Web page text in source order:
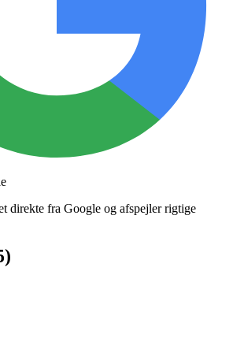
direkte fra Google og afspejler rigtige
)